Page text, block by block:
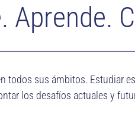
Aprende.
todos sus ámbitos. Estudiar
los desafíos actuales y